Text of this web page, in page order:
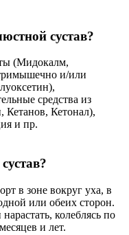
сустав?
(Мидокалм,
и/или
средства из
Кетонал),
и пр.
в зоне вокруг уха, в
или обеих сторон.
колеблясь по
и лет.